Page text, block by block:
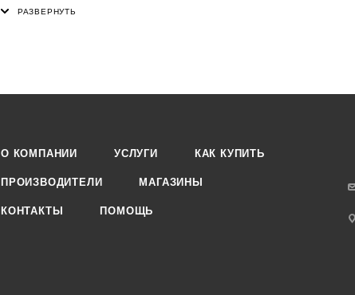
Длина: 205 мм
Ширина: 170 мм
О КОМПАНИИ УСЛУГИ КАК КУПИТЬ
ПРОИЗВОДИТЕЛИ МАГАЗИНЫ
КОНТАКТЫ ПОМОЩЬ